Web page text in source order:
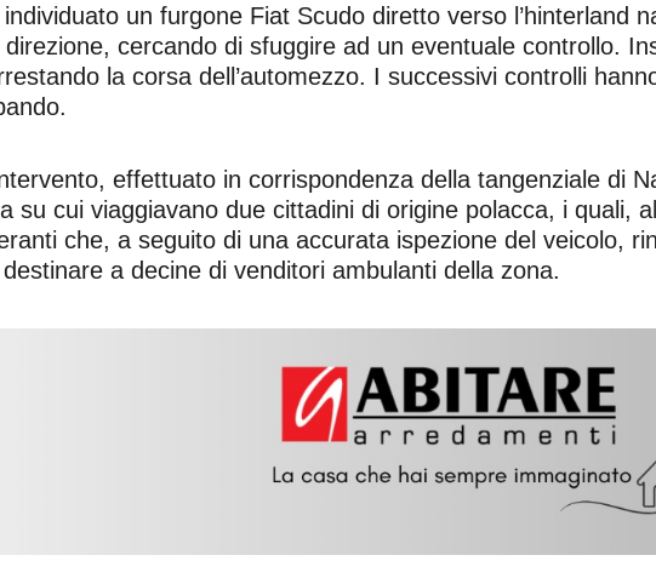
un furgone Fiat Scudo diretto verso l’hinterland
cercando di sfuggire ad un eventuale controllo.
la corsa dell’automezzo. I successivi controlli
effettuato in corrispondenza della tangenziale di
su cui viaggiavano due cittadini di origine polacca, i quali,
che, a seguito di una accurata ispezione del veicolo,
a decine di venditori ambulanti della zona.